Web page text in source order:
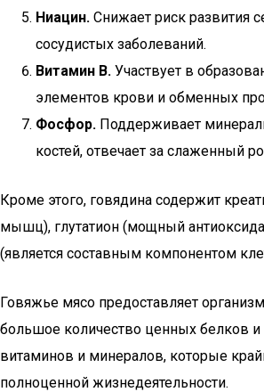
Ниацин. Снижает риск развития
сосудистых заболеваний.
Витамин B. Участвует в
элементов крови и обменных
Фосфор. Поддерживает
костей, отвечает за слаженный
Кроме этого, говядина содержит
мышц), глутатион (мощный
(является составным компонентом
Говяжье мясо предоставляет
большое количество ценных белков
витаминов и минералов, которые
полноценной жизнедеятельности.